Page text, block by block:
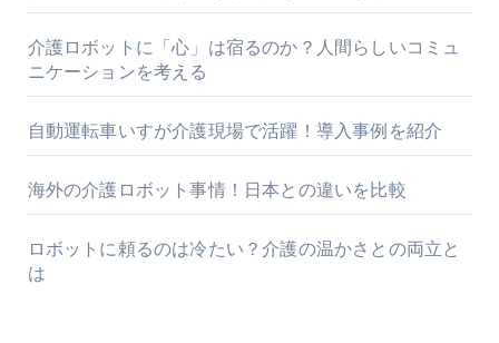
介護ロボットに「心」は宿るのか？人間らしいコミュ
ニケーションを考える
自動運転車いすが介護現場で活躍！導入事例を紹介
海外の介護ロボット事情！日本との違いを比較
ロボットに頼るのは冷たい？介護の温かさとの両立と
は